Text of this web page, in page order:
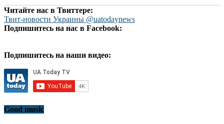
Читайте нас в Твиттере:
Твит-новости Украины @uatodaynews
Подпишитесь на нас в Facebook:
Подпишитесь на наши видео:
Good music